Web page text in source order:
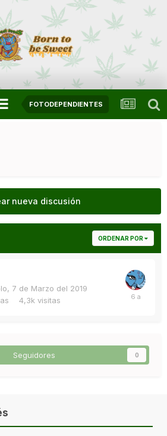
FOTODEPENDIENTES
nueva discusión
ORDENAR POR
, 7 de Marzo del 2019
4,3k visitas
Seguidores 0